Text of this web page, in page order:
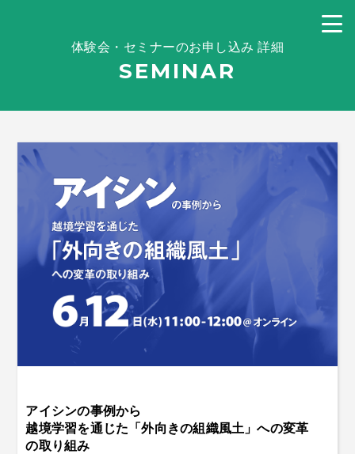
体験会・セミナーのお申し込み 詳細
SEMINAR
アイシンの事例から
越境学習を通じた「外向きの組織風土」への変革
の取り組み